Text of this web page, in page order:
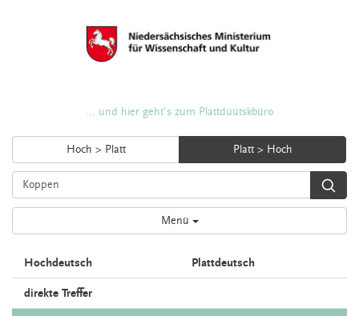
... und hier geht's zum Plattdüütskbüro
Hoch > Platt Platt > Hoch
Menü
Hochdeutsch Plattdeutsch
direkte Treffer